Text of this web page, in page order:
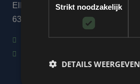
Elkenraderweg 20
6321 BL Wijlre
info@ropereclame.nl
Strikt noodzakelijk
DETAILS WEERGEVEN